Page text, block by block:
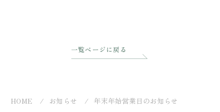
一覧ページに戻る
HOME お知らせ 年末年始営業日のお知らせ